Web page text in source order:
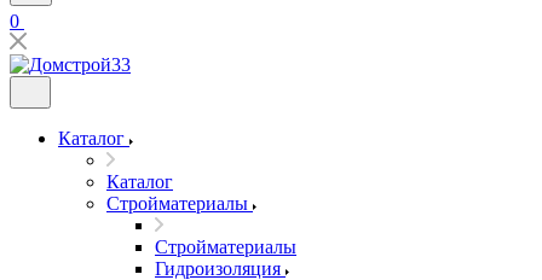
0
Каталог
Каталог
Стройматериалы
Стройматериалы
Гидроизоляция